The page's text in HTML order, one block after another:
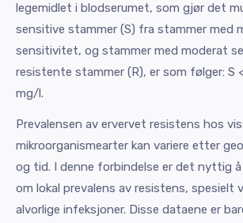
legemidlet i blodserumet, som gjør det
sensitive stammer (S) fra stammer med
sensitivitet, og stammer med moderat
resistente stammer (R), er som følger: S
mg/l.
Prevalensen av ervervet resistens hos
mikroorganismearter kan variere etter
og tid. I denne forbindelse er det nyttig
om lokal prevalens av resistens, spesielt
alvorlige infeksjoner. Disse dataene er